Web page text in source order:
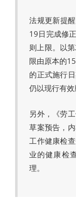
法规更新提
19日完成修
则上限。以
限由原本的
的正式施行
仍以现行有效
另外，《劳
草案预告，
工作健康检
业的健康检
理。